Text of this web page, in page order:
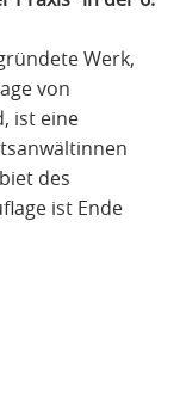
Werk,
von
ist eine
des
ist Ende